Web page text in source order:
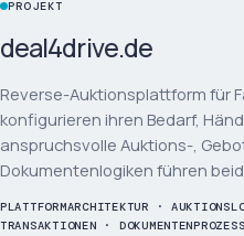
PROJEKT
deal4drive.de
Reverse-Auktionsplattform für
konfigurieren ihren Bedarf,
anspruchsvolle Auktions-,
Dokumentenlogiken führen
PLATTFORMARCHITEKTUR ·
TRANSAKTIONEN ·